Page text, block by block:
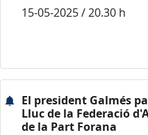
15-05-2025 / 20.30 h
El president Galmés
Lluc de la Federació
de la Part Forana